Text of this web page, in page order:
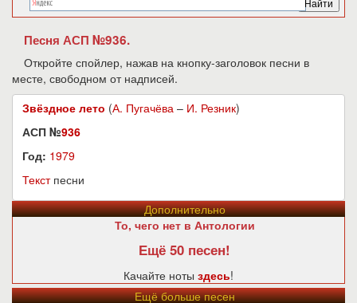
Песня АСП №936.
Откройте спойлер, нажав на кнопку-заголовок песни в
месте, свободном от надписей.
Звёздное лето (А. Пугачёва – И. Резник)
АСП №936
Год: 1979
Текстпесни
Дополнительно
То, чего нет в Антологии
Ещё 50 песен!
Качайте ноты здесь!
Ещё больше песен